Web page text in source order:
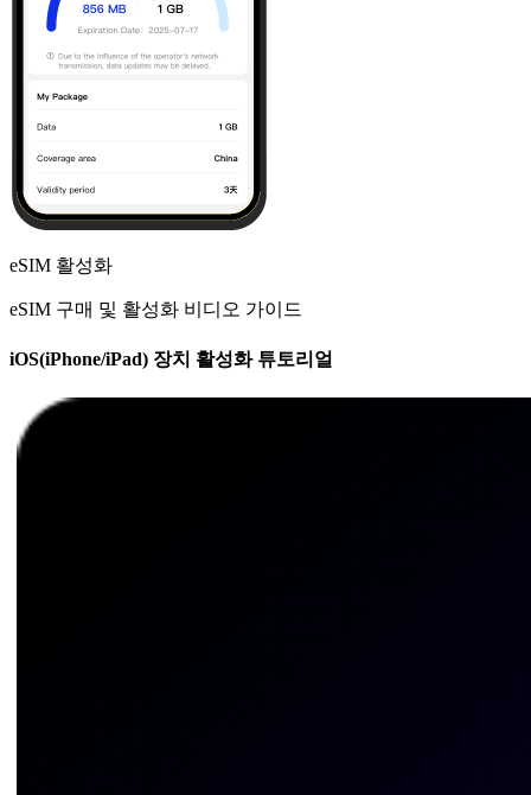
eSIM 활성화
eSIM 구매 및 활성화 비디오 가이드
iOS(iPhone/iPad) 장치 활성화 튜토리얼